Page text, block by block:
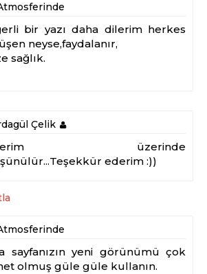
bir yazı daha dilerim herkes
neyse,faydalanır,
sağlık.
Çelik
üzerinde
ederim :))
sayfanızın yeni görünümü çok
olmuş güle güle kullanın.